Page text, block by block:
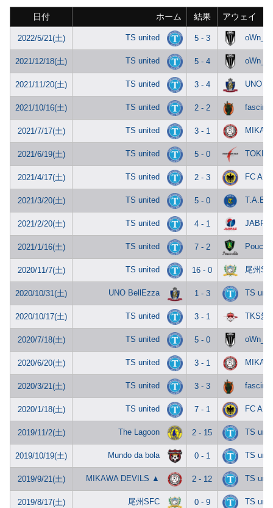
日付 ホーム 結果 アウェイ
2022/5/21(土) TS united 5 - 3
2021/12/18(土) TS united 5 - 4
2021/11/20(土) TS united 3 - 4 UNO
2021/10/16(土) TS united 2 - 2 fascinar
2021/7/17(土) TS united 3 - 1
2021/6/19(土) TS united 5 - 0
2021/4/17(土) TS united 2 - 3 FC
2021/3/20(土) TS united 5 - 0 T.A.B
2021/2/20(土) TS united 4 - 1
2021/1/16(土) TS united 7 - 2 Pouca
2020/11/7(土) TS united 16 - 0 尾州
2020/10/31(土) UNO BellEzza 1 - 3 TS
2020/10/17(土) TS united 3 - 1 TKS愛
2020/7/18(土) TS united 5 - 0
2020/6/20(土) TS united 3 - 1
2020/3/21(土) TS united 3 - 3 fascinar
2020/1/18(土) TS united 7 - 1 FC
2019/11/2(土) The Lagoon 2 - 15 TS
2019/10/19(土) Mundo da bola 0 - 1 TS
2019/9/21(土) MIKAWA DEVILS ▲ 2 - 12 TS
2019/8/17(土) 尾州SFC 0 - 9 TS